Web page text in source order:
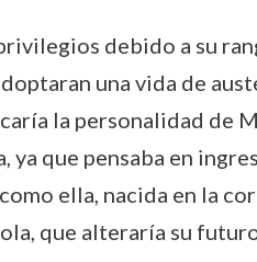
debido a su
una vida de
la personalidad de
que pensaba en
ella, nacida en la
que alteraría su